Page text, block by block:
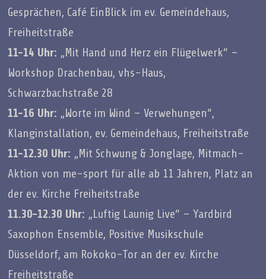
Gesprächen, Café EinBlick im ev. Gemeindehaus,
Freiheitstraße
11-14 Uhr: „Mit Hand und Herz ein Flügelwerk“ –
Workshop Drachenbau, vhs-Haus,
Schwarzbachstraße 28
11-16 Uhr: „Worte im Wind – Verwehungen“,
Klanginstallation, ev. Gemeindehaus, Freiheitstraße
11-12.30 Uhr: „Mit Schwung & Jonglage, Mitmach-
Aktion von me-sport für alle ab 11 Jahren, Platz an
der ev. Kirche Freiheitstraße
11.30-12.30 Uhr: „Luftig Launig Live“ – Yardbird
Saxophon Ensemble, Positive Musikschule
Düsseldorf, am Rokoko-Tor an der ev. Kirche
Freiheitstraße